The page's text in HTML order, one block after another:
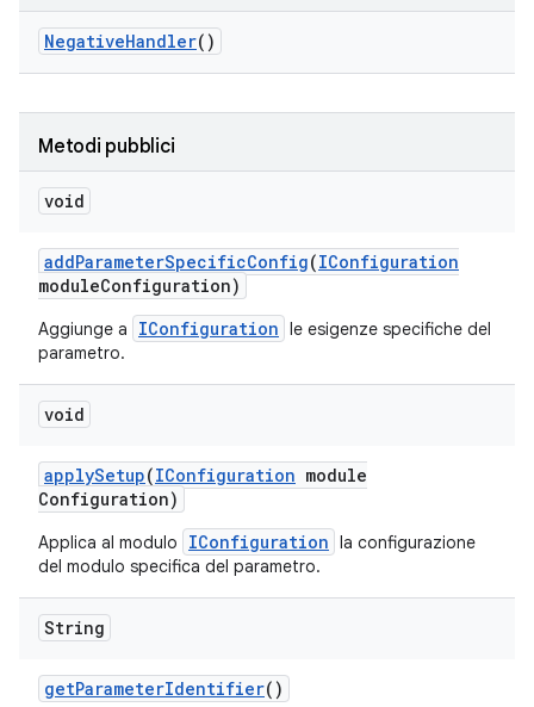
NegativeHandler()
Metodi pubblici
void
addParameterSpecificConfig(IConfiguration
moduleConfiguration)
Aggiunge a IConfiguration le esigenze specifiche del
parametro.
void
applySetup(IConfiguration module
Configuration)
Applica al modulo IConfiguration la configurazione
del modulo specifica del parametro.
String
getParameterIdentifier()